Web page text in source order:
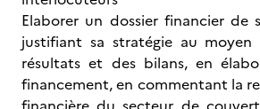
Elaborer un dossier financier de
justifiant sa stratégie au
résultats et des bilans, en
financement, en commentant la